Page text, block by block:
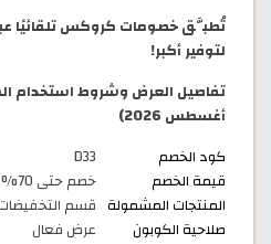
تُطبَّق خصومات كروكس تلقائيًا
لتوفير أكبر!
تفاصيل العرض وشروط استخدام
أغسطس 2026)
كود الخصم
D33
قيمة الخصم
خصم حتى 70% + كوبون إضافي
المنتجات المشمولة قسم
صلاحية الكوبون
عرض فعال